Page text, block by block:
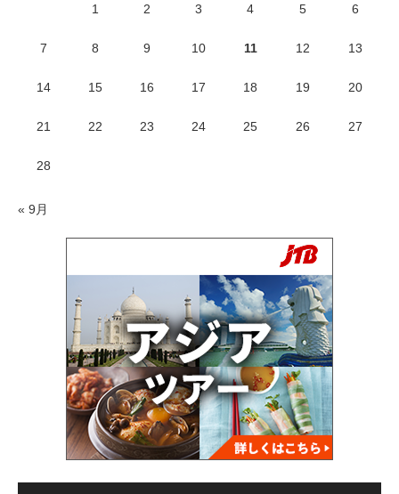
1 2 3 4 5 6
7 8 9 10 11 12 13
14 15 16 17 18 19 20
21 22 23 24 25 26 27
28
« 9月